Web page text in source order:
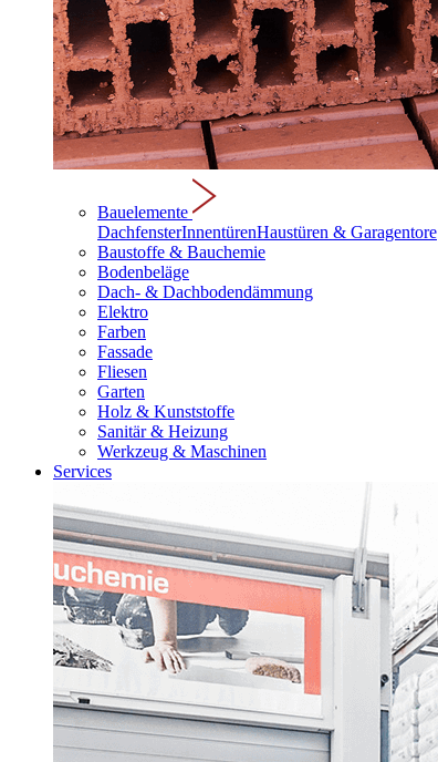
Bauelemente
DachfensterInnentürenHaustüren & Garagentore
Baustoffe & Bauchemie
Bodenbeläge
Dach- & Dachbodendämmung
Elektro
Farben
Fassade
Fliesen
Garten
Holz & Kunststoffe
Sanitär & Heizung
Werkzeug & Maschinen
Services